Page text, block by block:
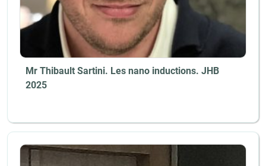
Mr Thibault Sartini. Les nano inductions. JHB
2025